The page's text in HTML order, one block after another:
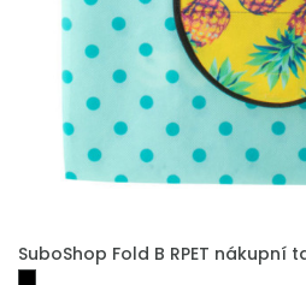
PŘIDAT DO POPTÁVKY
SuboShop Fold B RPET nákupní